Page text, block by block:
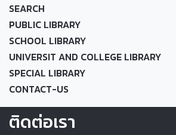
SEARCH
PUBLIC LIBRARY
SCHOOL LIBRARY
UNIVERSIT AND COLLEGE LIBRARY
SPECIAL LIBRARY
CONTACT-US
ติดต่อเรา